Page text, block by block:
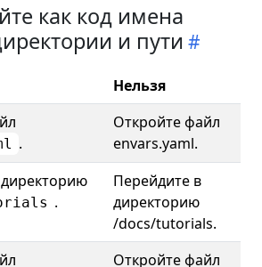
как код имена
и пути
Нельзя
.
Откройте файл
envars.yaml.
.
Перейдите в
директорию
/docs/tutorials.
Откройте файл